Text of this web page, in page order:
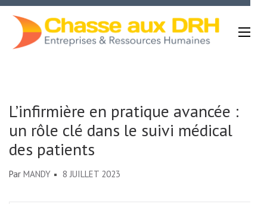
Aller
contenu
L’infirmière en pratique avancée :
un rôle clé dans le suivi médical
des patients
Par MANDY 8 JUILLET 2023